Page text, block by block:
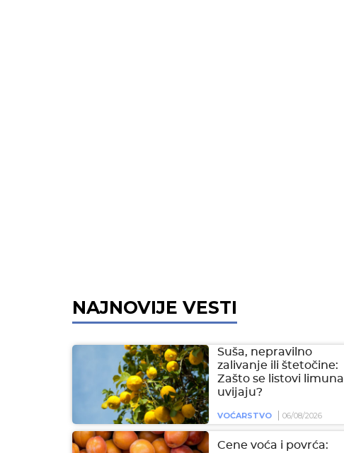
NAJNOVIJE VESTI
Suša, nepravilno
zalivanje ili štetočine:
Zašto se listovi limuna
uvijaju?
VOĆARSTVO 06/08/2026
Cene voća i povrća: